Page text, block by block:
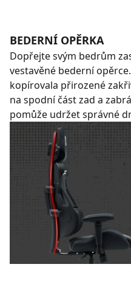
BEDERNÍ OPĚRKA
Dopřejte svým bedrům
vestavěné bederní
kopírovala přirozené
na spodní část zad a
pomůže udržet správné